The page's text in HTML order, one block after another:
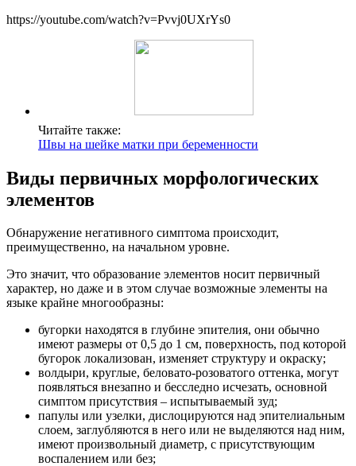
https://youtube.com/watch?v=Pvvj0UXrYs0
Читайте также:
Швы на шейке матки при беременности
Виды первичных морфологических
элементов
Обнаружение негативного симптома происходит,
преимущественно, на начальном уровне.
Это значит, что образование элементов носит первичный
характер, но даже и в этом случае возможные элементы на
языке крайне многообразны:
бугорки находятся в глубине эпителия, они обычно
имеют размеры от 0,5 до 1 см, поверхность, под которой
бугорок локализован, изменяет структуру и окраску;
волдыри, круглые, беловато-розоватого оттенка, могут
появляться внезапно и бесследно исчезать, основной
симптом присутствия – испытываемый зуд;
папулы или узелки, дислоцируются над эпителиальным
слоем, заглубляются в него или не выделяются над ним,
имеют произвольный диаметр, с присутствующим
воспалением или без;